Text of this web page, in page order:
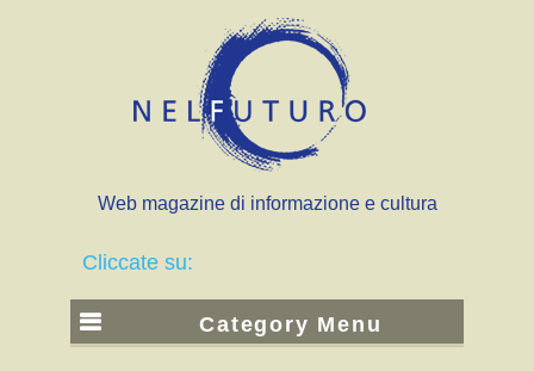
Web magazine di informazione e cultura
Cliccate su:
Category Menu